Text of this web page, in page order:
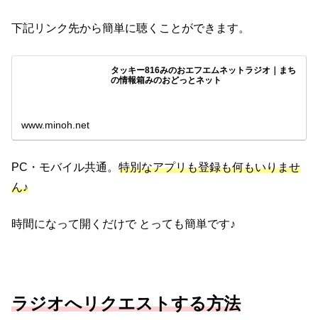
下記リンク先から簡単に聴くことができます。
タッキー816みのおエフエムネットラジオ｜まち
の情報箱みのおどっとネット
www.minoh.net
PC・モバイル共通。 特別なアプリも登録も何もいりませ
ん♪
時間になって開くだけで とっても簡単です♪
ラジオへリクエストする方法